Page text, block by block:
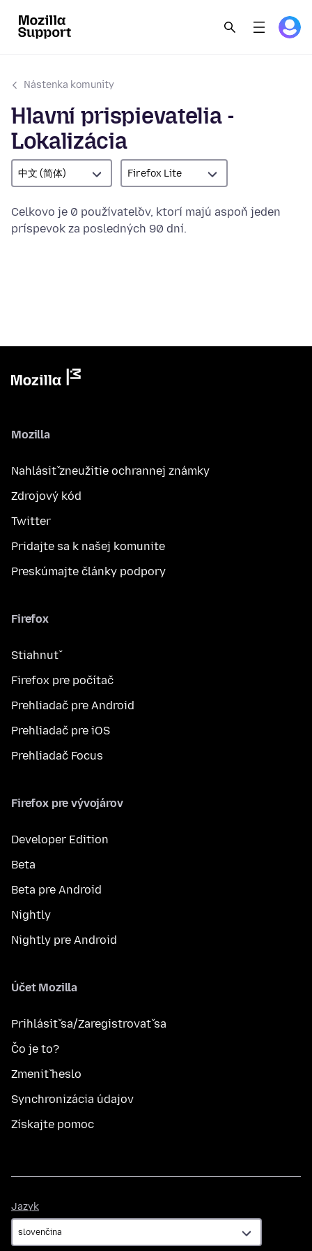
Nástenka komunity
Hlavní prispievatelia -
Lokalizácia
中文 (简体) Firefox Lite
Celkovo je 0 používateľov, ktorí majú aspoň jeden
príspevok za posledných 90 dní.
Mozilla
Nahlásiť zneužitie ochrannej známky
Zdrojový kód
Twitter
Pridajte sa k našej komunite
Preskúmajte články podpory
Firefox
Stiahnuť
Firefox pre počítač
Prehliadač pre Android
Prehliadač pre iOS
Prehliadač Focus
Firefox pre vývojárov
Developer Edition
Beta
Beta pre Android
Nightly
Nightly pre Android
Účet Mozilla
Prihlásiť sa/Zaregistrovať sa
Čo je to?
Zmeniť heslo
Synchronizácia údajov
Získajte pomoc
Jazyk